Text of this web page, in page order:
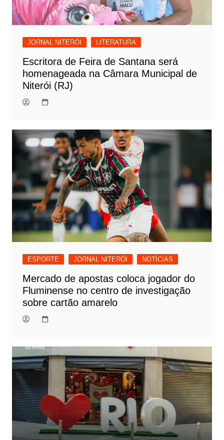
JORNAL NITERÓI LITERATURA
Escritora de Feira de Santana será
homenageada na Câmara Municipal de
Niterói (RJ)
ESPORTE JORNAL NITERÓI NOTÍCIAS
Mercado de apostas coloca jogador do
Fluminense no centro de investigação
sobre cartão amarelo